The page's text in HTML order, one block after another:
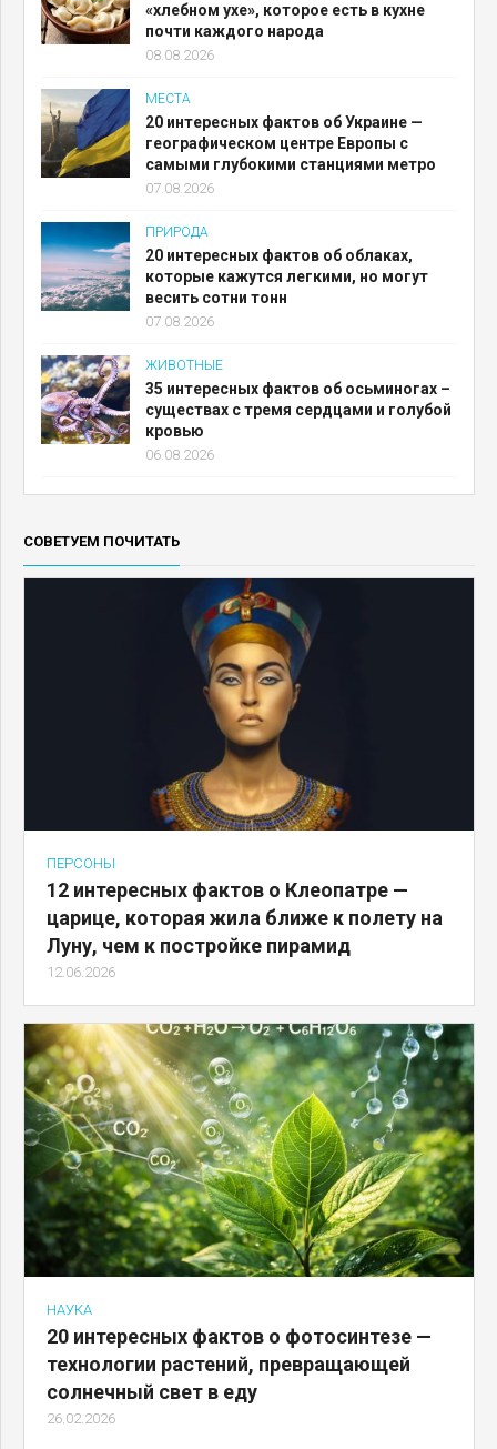
«хлебном ухе», которое есть в кухне
почти каждого народа
08.08.2026
МЕСТА
20 интересных фактов об Украине —
географическом центре Европы с
самыми глубокими станциями метро
07.08.2026
ПРИРОДА
20 интересных фактов об облаках,
которые кажутся легкими, но могут
весить сотни тонн
07.08.2026
ЖИВОТНЫЕ
35 интересных фактов об осьминогах –
существах с тремя сердцами и голубой
кровью
06.08.2026
СОВЕТУЕМ ПОЧИТАТЬ
ПЕРСОНЫ
12 интересных фактов о Клеопатре —
царице, которая жила ближе к полету на
Луну, чем к постройке пирамид
12.06.2026
НАУКА
20 интересных фактов о фотосинтезе —
технологии растений, превращающей
солнечный свет в еду
26.02.2026